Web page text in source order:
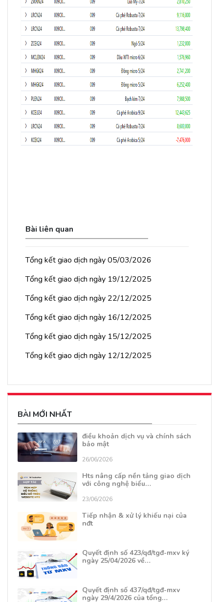
Bài liên quan
Tổng kết giao dịch ngày 05/03/2026
Tổng kết giao dịch ngày 19/12/2025
Tổng kết giao dịch ngày 22/12/2025
Tổng kết giao dịch ngày 16/12/2025
Tổng kết giao dịch ngày 15/12/2025
Tổng kết giao dịch ngày 12/12/2025
BÀI MỚI NHẤT
điều khoản dịch vụ và chính sách
bảo mật
26/06/2026
Hts nâng cấp nền tảng giao dịch
với công nghệ biểu…
23/06/2026
Tiếp nhận & xử lý khiếu nại của
nđt
Quyết định số 423/qđ/tgđ-mxv ký
ngày 25/04/2026 về…
Quyết định số 437/qđ/tgđ-mxv
ngày 29/4/2026 của tổng…